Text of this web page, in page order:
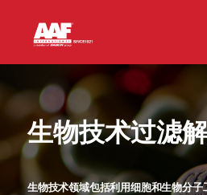
生物技术过滤
生物技术领域包括利用细胞和生物分